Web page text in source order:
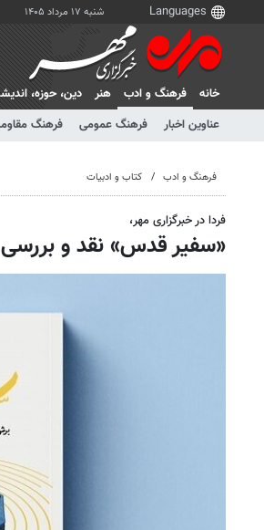
شنبه ۱۷ مرداد ۱۴۰۵
خانه
فرهنگ و ادب
عناوین اخبار
فرهنگ عمومی فرهنگ
هنر دين، حوزه،
فرهنگ و ادب کتاب و ادبیات
فردا در خبرگزاری مهر،
«سفیر قدس» نقد و